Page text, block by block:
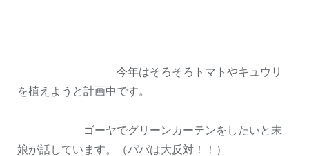
今年はそろそろトマトやキュウリ
を植えようと計画中です。
ゴーヤでグリーンカーテンをしたいと末
娘が話しています。（パパは大反対！！）